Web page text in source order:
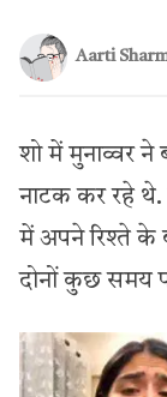
Aarti
शो में मुनाव्वर ने
नाटक कर रहे थे.
में अपने रिश्ते के
दोनों कुछ समय